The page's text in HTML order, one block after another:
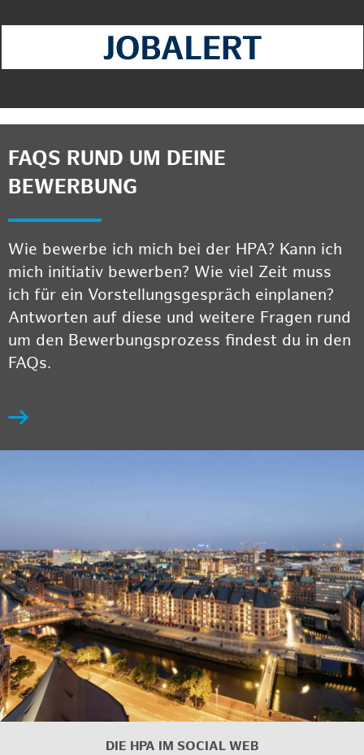
FAQS RUND UM DEINE
BEWERBUNG
Wie bewerbe ich mich bei der HPA? Kann ich
mich initiativ bewerben? Wie viel Zeit muss
ich für ein Vorstellungsgespräch einplanen?
Antworten auf diese und weitere Fragen rund
um den Bewerbungsprozess findest du in den
FAQs.
DIE HPA IM SOCIAL WEB